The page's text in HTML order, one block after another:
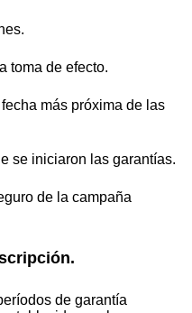
toma de efecto.
más próxima de las
se iniciaron las garantías.
de la campaña
de garantía